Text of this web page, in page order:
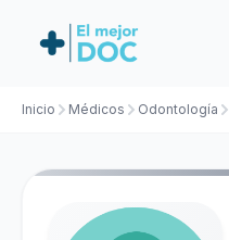
Inicio Médicos Odontología